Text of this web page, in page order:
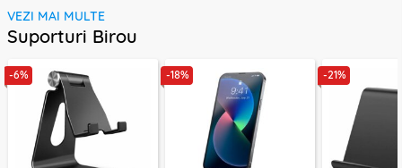
VEZI MAI MULTE
Suporturi Birou
-6% -18% -21%